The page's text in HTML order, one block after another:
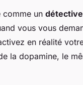
comme un
vous vous
en réalité
la dopamine, le